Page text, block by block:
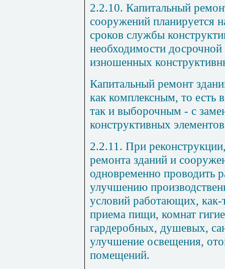
2.2.10. Капитальный
сооружений планируется
сроков службы
необходимости
изношенных
Капитальный ремонт
как комплексным, то есть
так и выборочным - с
конструктивных
2.2.11. При
ремонта зданий и
одновременно проводить
улучшению
условий работающих, как-
приема пищи, комнат
гардеробных, душевых,
улучшение освещения,
помещений.